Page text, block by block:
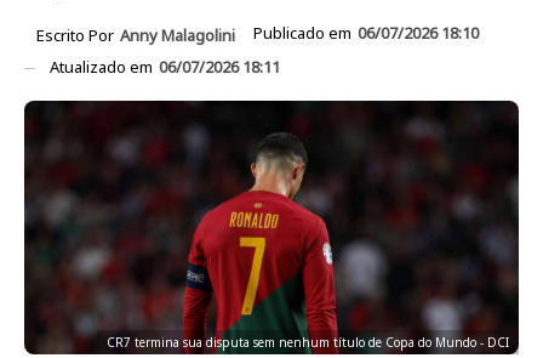
Escrito Por Anny Malagolini Publicado em 06/07/2026 18:10
Atualizado em 06/07/2026 18:11
CR7 termina sua disputa sem nenhum título de Copa do Mundo - DCI